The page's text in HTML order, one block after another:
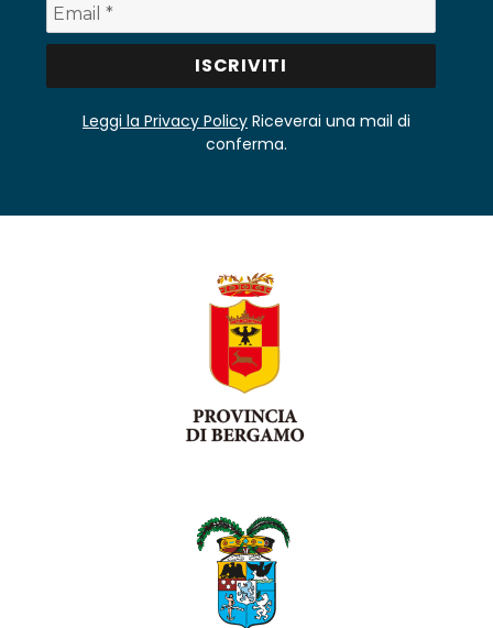
Leggi la Privacy Policy Riceverai una mail di
conferma.